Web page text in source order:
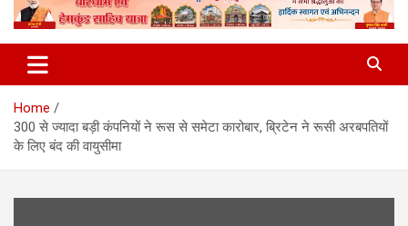
Home
300 से ज्यादा बड़ी कंपनियों ने रूस से समेटा कारोबार, ब्रिटेन ने रूसी अरबपतियों
के लिए बंद की वायुसीमा